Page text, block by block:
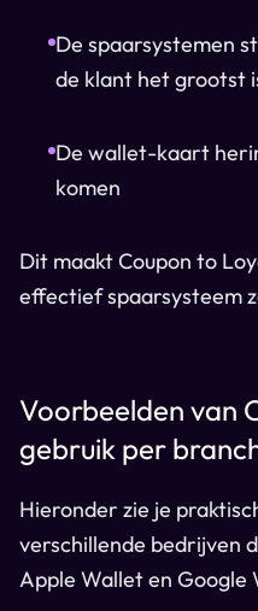
De spaarsystemen
de klant het grootst
De wallet-kaart
komen
Dit maakt Coupon to
effectief spaarsysteem
Voorbeelden van
gebruik per
Hieronder zie je
verschillende bedrijven
Apple Wallet en Google